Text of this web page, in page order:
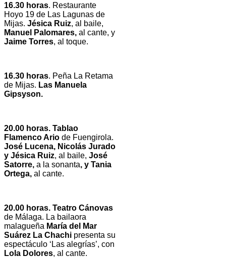
16.30 horas. Restaurante
Hoyo 19 de Las Lagunas de
Mijas. Jésica Ruiz, al baile,
Manuel Palomares, al cante, y
Jaime Torres, al toque.
16.30 horas. Peña La Retama
de Mijas. Las Manuela
Gipsyson.
20.00 horas. Tablao
Flamenco Ario de Fuengirola.
José Lucena, Nicolás Jurado
y Jésica Ruiz, al baile, José
Satorre, a la sonanta, y Tania
Ortega, al cante.
20.00 horas. Teatro Cánovas
de Málaga. La bailaora
malagueña María del Mar
Suárez La Chachi presenta su
espectáculo ‘Las alegrías’, con
Lola Dolores, al cante.